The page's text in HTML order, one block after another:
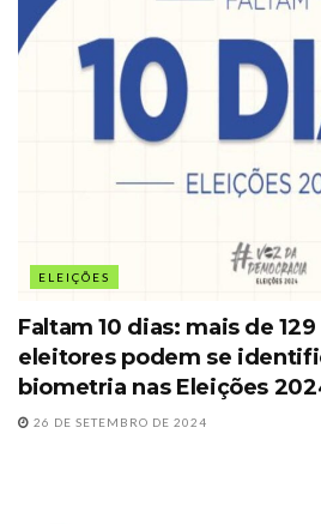
ELEIÇÕES
Faltam 10 dias: mais de
eleitores podem se
biometria nas Eleições
26 DE SETEMBRO DE 2024